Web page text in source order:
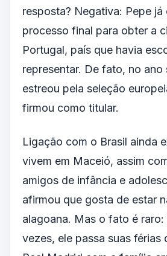
resposta? Negativa: Pepe já
processo final para obter a
Portugal, país que havia
representar. De fato, no ano
estreou pela seleção
firmou como titular.
Ligação com o Brasil ainda
vivem em Maceió, assim
amigos de infância e
afirmou que gosta de estar
alagoana. Mas o fato é raro:
vezes, ele passa suas férias